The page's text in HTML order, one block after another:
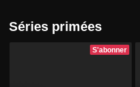
Séries primées
S'abonner